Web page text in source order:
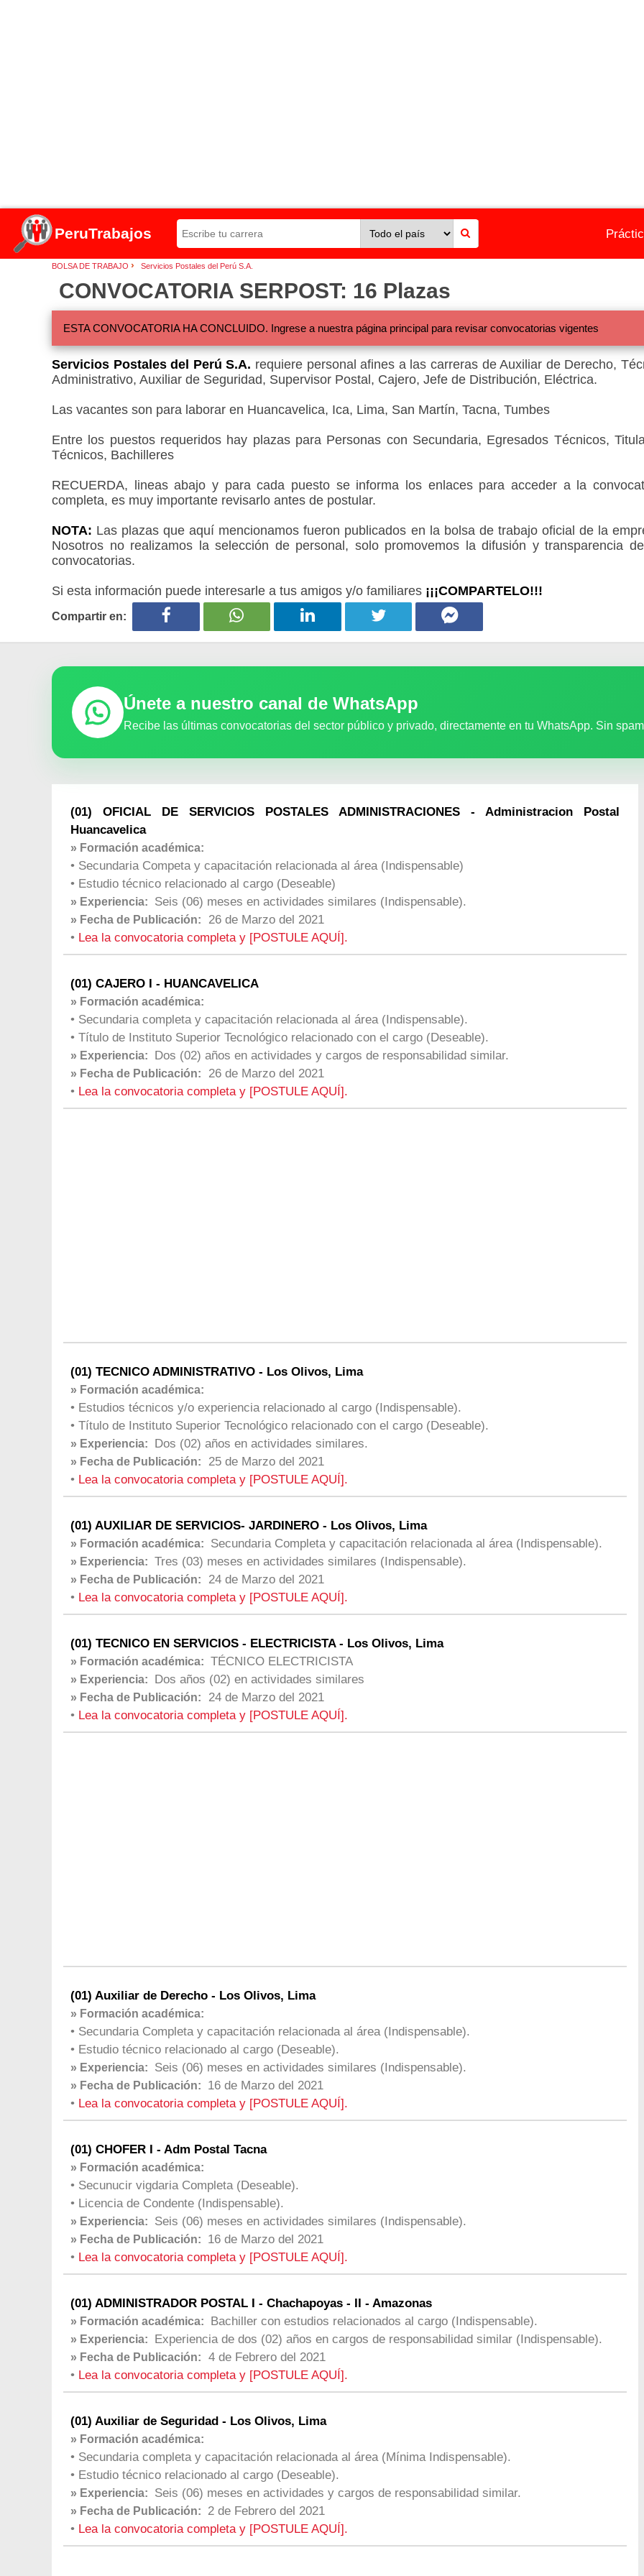
PeruTrabajos
BOLSA DE TRABAJO › Servicios Postales del Perú S.A.
CONVOCATORIA SERPOST: 16 Plazas
ESTA CONVOCATORIA HA CONCLUIDO. Ingrese a nuestra página principal para revisar convocatorias vigentes
Servicios Postales del Perú S.A. requiere personal afines a las carreras de Auxiliar de Derecho,
Administrativo, Auxiliar de Seguridad, Supervisor Postal, Cajero, Jefe de Distribución, Eléctrica.
Las vacantes son para laborar en Huancavelica, Ica, Lima, San Martín, Tacna, Tumbes
Entre los puestos requeridos hay plazas para Personas con Secundaria, Egresados Técnicos,
Técnicos, Bachilleres
RECUERDA, lineas abajo y para cada puesto se informa los enlaces para acceder a la
completa, es muy importante revisarlo antes de postular.
NOTA: Las plazas que aquí mencionamos fueron publicados en la bolsa de trabajo oficial de la
Nosotros no realizamos la selección de personal, solo promovemos la difusión y transparencia
convocatorias.
Si esta información puede interesarle a tus amigos y/o familiares ¡¡¡COMPARTELO!!!
Compartir en:
Únete a nuestro canal de WhatsApp
Recibe las últimas convocatorias del sector público y privado, directamente en tu WhatsApp. Sin
(01) OFICIAL DE SERVICIOS POSTALES ADMINISTRACIONES - Administracion Postal
Huancavelica
» Formación académica:
• Secundaria Competa y capacitación relacionada al área (Indispensable)
• Estudio técnico relacionado al cargo (Deseable)
» Experiencia: Seis (06) meses en actividades similares (Indispensable).
» Fecha de Publicación:
26 de Marzo del 2021
• Lea la convocatoria completa y [POSTULE AQUÍ].
(01) CAJERO I - HUANCAVELICA
» Formación académica:
• Secundaria completa y capacitación relacionada al área (Indispensable).
• Título de Instituto Superior Tecnológico relacionado con el cargo (Deseable).
» Experiencia: Dos (02) años en actividades y cargos de responsabilidad similar.
» Fecha de Publicación:
26 de Marzo del 2021
• Lea la convocatoria completa y [POSTULE AQUÍ].
(01) TECNICO ADMINISTRATIVO - Los Olivos, Lima
» Formación académica:
• Estudios técnicos y/o experiencia relacionado al cargo (Indispensable).
• Título de Instituto Superior Tecnológico relacionado con el cargo (Deseable).
» Experiencia: Dos (02) años en actividades similares.
» Fecha de Publicación:
25 de Marzo del 2021
• Lea la convocatoria completa y [POSTULE AQUÍ].
(01) AUXILIAR DE SERVICIOS- JARDINERO - Los Olivos, Lima
» Formación académica: Secundaria Completa y capacitación relacionada al área (Indispensable).
» Experiencia: Tres (03) meses en actividades similares (Indispensable).
» Fecha de Publicación:
24 de Marzo del 2021
• Lea la convocatoria completa y [POSTULE AQUÍ].
(01) TECNICO EN SERVICIOS - ELECTRICISTA - Los Olivos, Lima
» Formación académica: TÉCNICO ELECTRICISTA
» Experiencia: Dos años (02) en actividades similares
» Fecha de Publicación:
24 de Marzo del 2021
• Lea la convocatoria completa y [POSTULE AQUÍ].
(01) Auxiliar de Derecho - Los Olivos, Lima
» Formación académica:
• Secundaria Completa y capacitación relacionada al área (Indispensable).
• Estudio técnico relacionado al cargo (Deseable).
» Experiencia: Seis (06) meses en actividades similares (Indispensable).
» Fecha de Publicación:
16 de Marzo del 2021
• Lea la convocatoria completa y [POSTULE AQUÍ].
(01) CHOFER I - Adm Postal Tacna
» Formación académica:
• Secunucir vigdaria Completa (Deseable).
• Licencia de Condente (Indispensable).
» Experiencia: Seis (06) meses en actividades similares (Indispensable).
» Fecha de Publicación:
16 de Marzo del 2021
• Lea la convocatoria completa y [POSTULE AQUÍ].
(01) ADMINISTRADOR POSTAL I - Chachapoyas - II - Amazonas
» Formación académica: Bachiller con estudios relacionados al cargo (Indispensable).
» Experiencia: Experiencia de dos (02) años en cargos de responsabilidad similar (Indispensable).
» Fecha de Publicación:
4 de Febrero del 2021
• Lea la convocatoria completa y [POSTULE AQUÍ].
(01) Auxiliar de Seguridad - Los Olivos, Lima
» Formación académica:
• Secundaria completa y capacitación relacionada al área (Mínima Indispensable).
• Estudio técnico relacionado al cargo (Deseable).
» Experiencia: Seis (06) meses en actividades y cargos de responsabilidad similar.
» Fecha de Publicación:
2 de Febrero del 2021
• Lea la convocatoria completa y [POSTULE AQUÍ].